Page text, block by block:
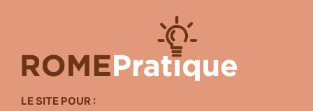
LE SITE POUR :